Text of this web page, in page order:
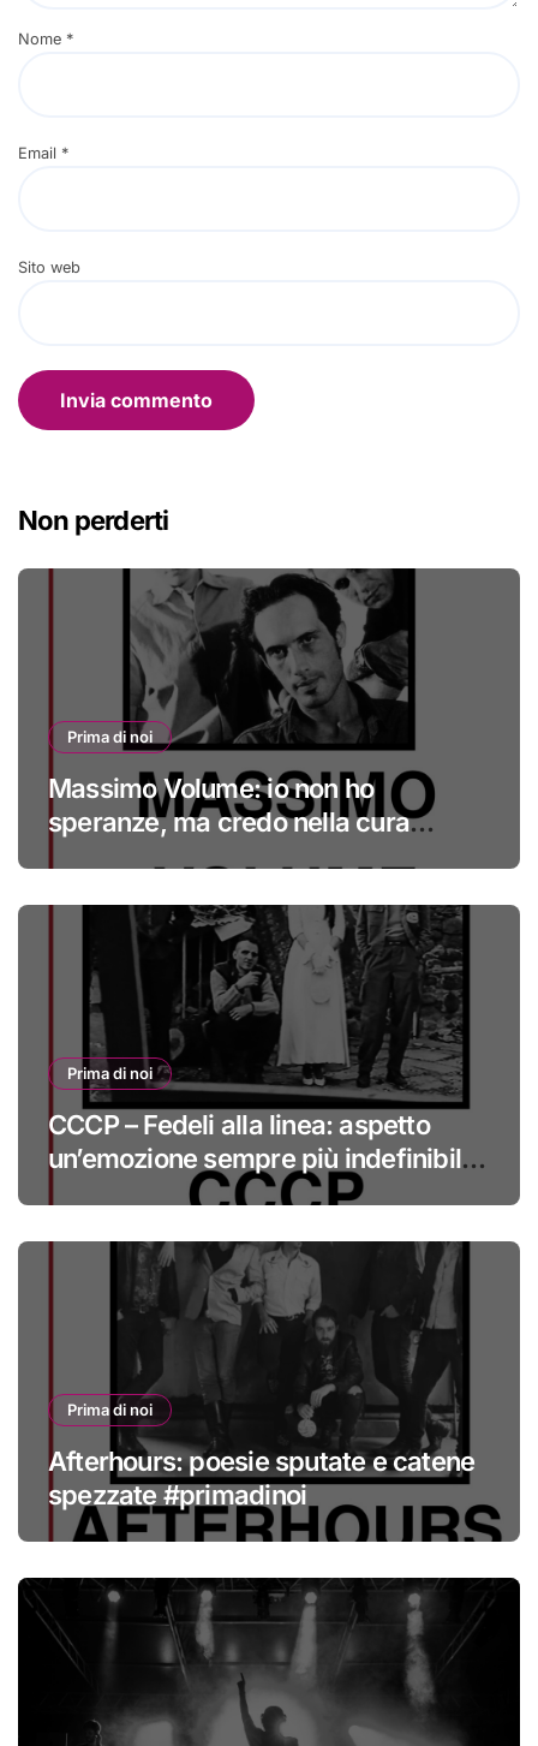
Nome *
Email *
Sito web
Non perderti
Prima di noi
Massimo Volume: io non ho
speranze, ma credo nella cura
Prima di noi
CCCP – Fedeli alla linea: aspetto
un’emozione sempre più indefinibile
#primadinoi
Prima di noi
Afterhours: poesie sputate e catene
spezzate #primadinoi